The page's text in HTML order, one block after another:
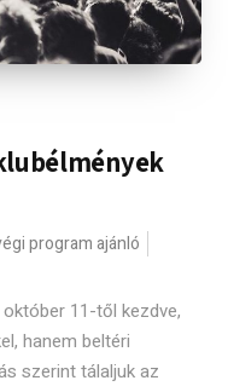
program ajánló
11-től kezdve,
hanem beltéri
szerint tálaljuk az